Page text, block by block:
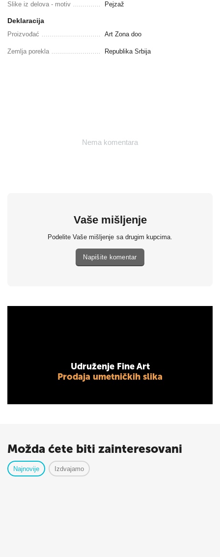
Slike iz delova - motiv Pejzaž
Deklaracija
Proizvođać Art Zona doo
Zemlja porekla Republika Srbija
Nema komentara
Vaše mišljenje
Podelite Vaše mišljenje sa drugim kupcima.
Napišite komentar
Udruženje Fine Art
Prodaja umetničkih slika
Možda ćete biti zainteresovani
Najnovije Izdvajamo